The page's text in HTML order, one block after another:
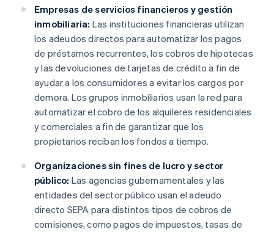
Empresas de servicios financieros y gestión
inmobiliaria: Las instituciones financieras utilizan
los adeudos directos para automatizar los pagos
de préstamos recurrentes, los cobros de hipotecas
y las devoluciones de tarjetas de crédito a fin de
ayudar a los consumidores a evitar los cargos por
demora. Los grupos inmobiliarios usan la red para
automatizar el cobro de los alquileres residenciales
y comerciales a fin de garantizar que los
propietarios reciban los fondos a tiempo.
Organizaciones sin fines de lucro y sector
público: Las agencias gubernamentales y las
entidades del sector público usan el adeudo
directo SEPA para distintos tipos de cobros de
comisiones, como pagos de impuestos, tasas de